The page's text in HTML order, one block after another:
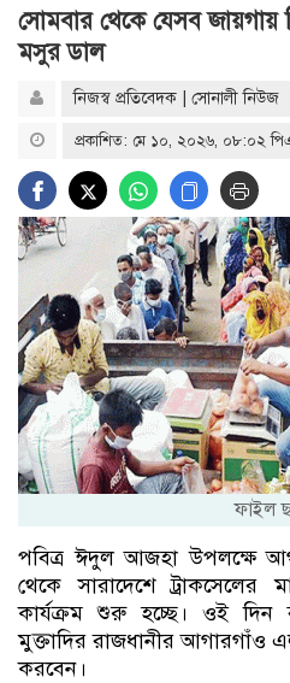
সোমবার থেকে যেসব জায়গায়
মসুর ডাল
নিজস্ব প্রতিবেদক | সোনালী নিউজ
প্রকাশিত: মে ১০, ২০২৬, ০৮:০২
ফাইল
পবিত্র ঈদুল আজহা উপলক্ষে
থেকে সারাদেশে ট্রাকসেলের
কার্যক্রম শুরু হচ্ছে। ওই দিন
মুক্তাদির রাজধানীর আগারগাঁও
করবেন।